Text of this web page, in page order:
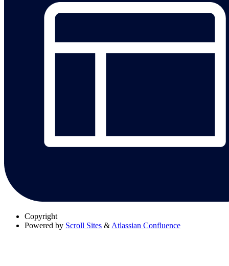
Copyright
Powered by Scroll Sites & Atlassian Confluence